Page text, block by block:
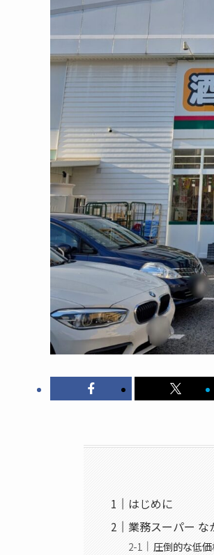
はじめに
業務スーパー な
圧倒的な低